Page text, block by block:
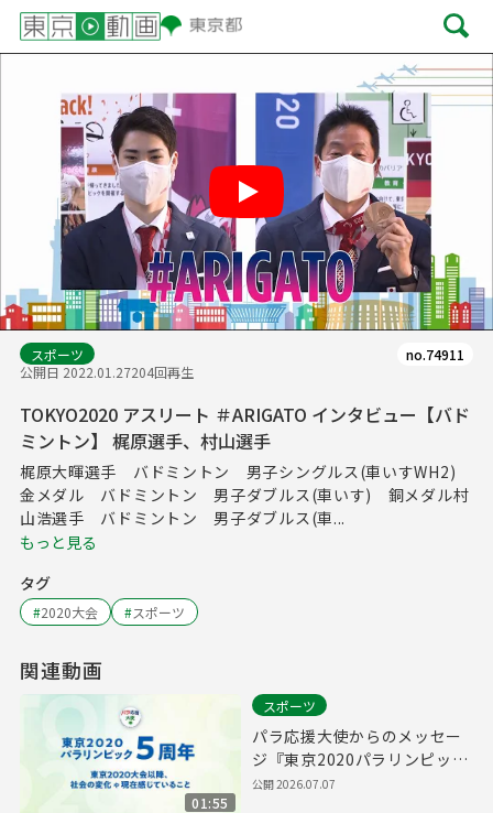
スポーツ
公開日 2022.01.27204回再生
no.74911
TOKYO2020 アスリート ＃ARIGATO インタビュー【バド
ミントン】 梶原選手、村山選手
梶原大暉選手 バドミントン 男子シングルス(車いすWH2)
金メダル バドミントン 男子ダブルス(車いす) 銅メダル村
山浩選手 バドミントン 男子ダブルス(車...
もっと見る
タグ
#2020大会 #スポーツ
関連動画
01:55
スポーツ
パラ応援大使からのメッセー
ジ『東京2020パラリンピック
５周年 ー東京2020大会以
公開2026.07.07